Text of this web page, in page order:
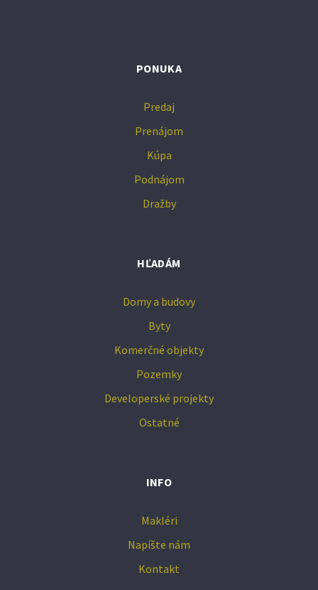
PONUKA
Predaj
Prenájom
Kúpa
Podnájom
Dražby
HĽADÁM
Domy a budovy
Byty
Komerčné objekty
Pozemky
Developerské projekty
Ostatné
INFO
Makléri
Napíšte nám
Kontakt